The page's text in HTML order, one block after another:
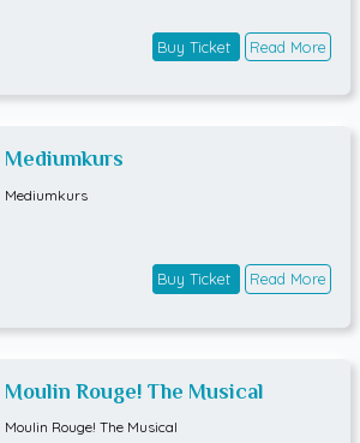
Buy Ticket Read More
Mediumkurs
Mediumkurs
Buy Ticket Read More
Moulin Rouge! The Musical
Moulin Rouge! The Musical